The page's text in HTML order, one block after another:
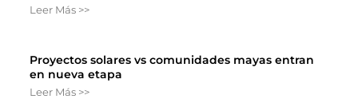
Leer Más >>
Proyectos solares vs comunidades mayas entran
en nueva etapa
Leer Más >>